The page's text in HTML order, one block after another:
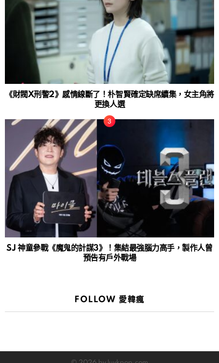
《財閥X刑警2》感情線斷了！朴智賢確定缺席續集，女主角將
更換人選
SJ 神童參戰《魔鬼的計謀3》！集結最強腦力高手，製作人曾
預告有戶外戰場
FOLLOW 愛韓瘋